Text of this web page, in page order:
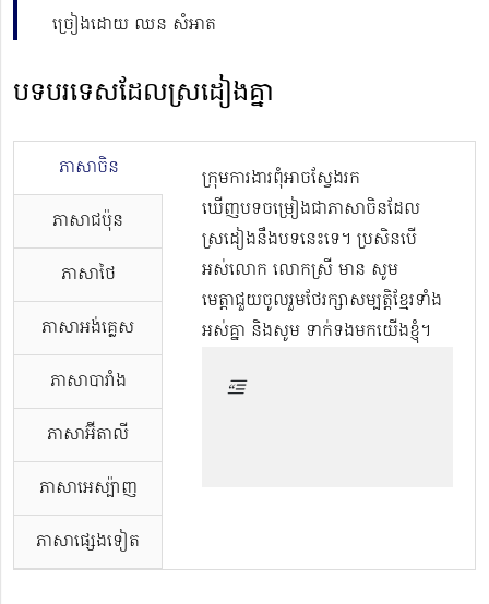
ច្រៀងដោយ ឈន សំអាត
បទបរទេសដែលស្រដៀងគ្នា
ភាសាចិន
ភាសាជប៉ុន
ភាសាថៃ
ភាសាអង់គ្លេស
ភាសាបារាំង
ភាសាអ៊ីតាលី
ភាសាអេស្ប៉ាញ
ភាសាផ្សេងទៀត
ក្រុមការងារពុំអាចស្វែងរក
ឃើញបទចម្រៀងជាភាសាចិនដែល
ស្រដៀងនឹងបទនេះទេ។ ប្រសិនបើ
អស់លោក លោកស្រី មាន សូម
មេត្តាជួយចូលរួមថែរក្សាសម្បត្តិខ្មែរទាំង
អស់គ្នា និងសូម ទាក់ទងមកយើងខ្ញុំ។